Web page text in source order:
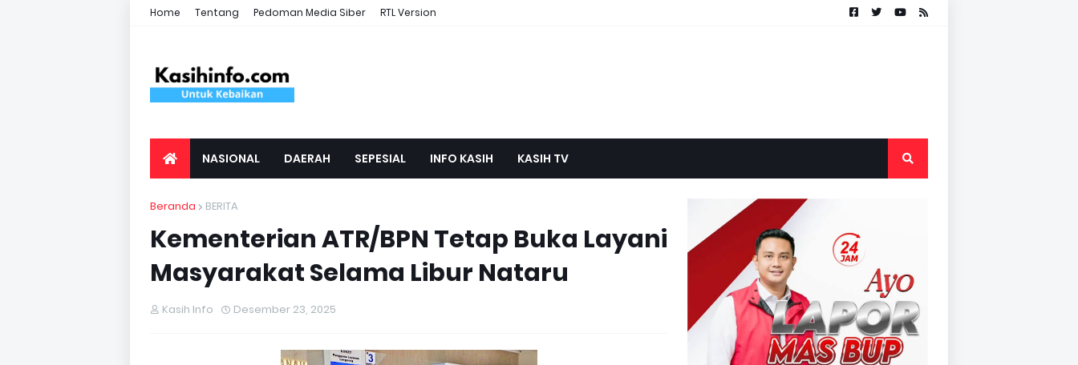
Home Tentang Pedoman Media Siber RTL Version
NASIONAL DAERAH SEPESIAL INFO KASIH KASIH TV
Beranda BERITA
Kementerian ATR/BPN Tetap Buka Layani
Masyarakat Selama Libur Nataru
Kasih Info Desember 23, 2025